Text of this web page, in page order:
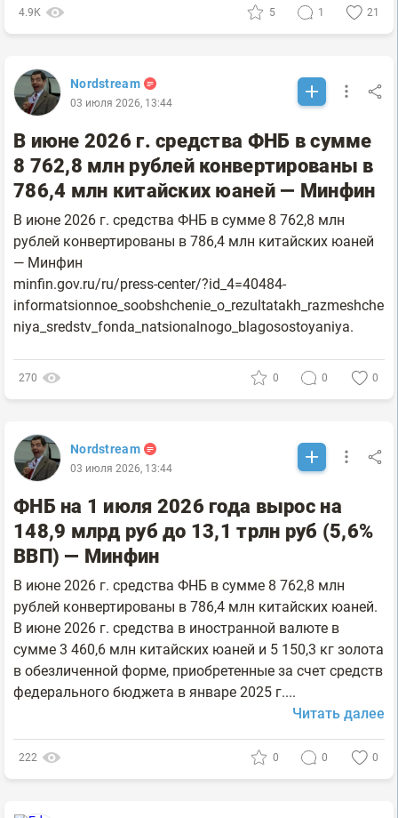
4.9К 5 1 21
Nordstream
03 июля 2026, 13:44
В июне 2026 г. средства ФНБ в сумме
8 762,8 млн рублей конвертированы в
786,4 млн китайских юаней — Минфин
В июне 2026 г. средства ФНБ в сумме 8 762,8 млн
рублей конвертированы в 786,4 млн китайских юаней
— Минфин
minfin.gov.ru/ru/press-center/?id_4=40484-
informatsionnoe_soobshchenie_o_rezultatakh_razmeshche
niya_sredstv_fonda_natsionalnogo_blagosostoyaniya.
270 0 0 0
Nordstream
03 июля 2026, 13:44
ФНБ на 1 июля 2026 года вырос на
148,9 млрд руб до 13,1 трлн руб (5,6%
ВВП) — Минфин
В июне 2026 г. средства ФНБ в сумме 8 762,8 млн
рублей конвертированы в 786,4 млн китайских юаней.
В июне 2026 г. средства в иностранной валюте в
сумме 3 460,6 млн китайских юаней и 5 150,3 кг золота
в обезличенной форме, приобретенные за счет средств
федерального бюджета в январе 2025 г....
Читать далее
222 0 0 0